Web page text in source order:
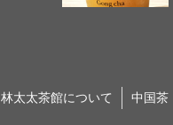
林太太茶館について 中国茶